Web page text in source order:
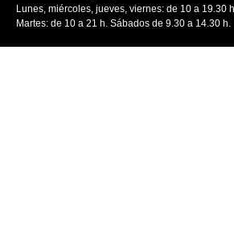
Lunes, miércoles, jueves, viernes: de 10 a 19.30
Martes: de 10 a 21 h. Sábados de 9.30 a 14.30 h.